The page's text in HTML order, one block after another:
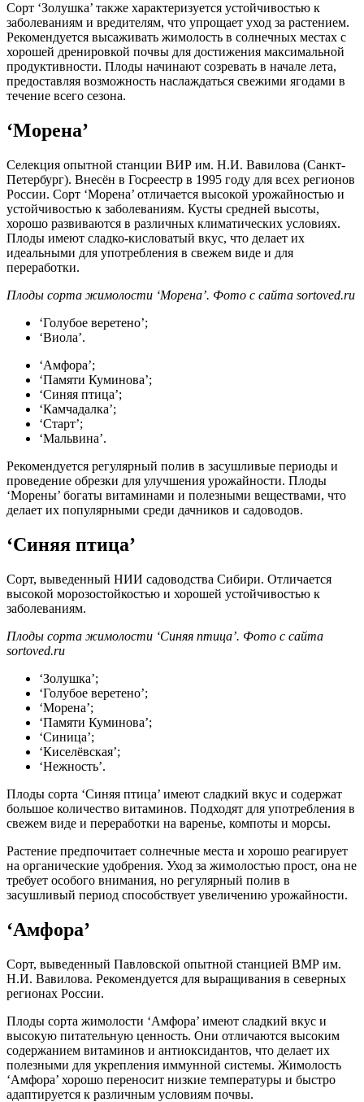
Сорт ‘Золушка’ также характеризуется устойчивостью к
заболеваниям и вредителям, что упрощает уход за растением.
Рекомендуется высаживать жимолость в солнечных местах с
хорошей дренировкой почвы для достижения максимальной
продуктивности. Плоды начинают созревать в начале лета,
предоставляя возможность наслаждаться свежими ягодами в
течение всего сезона.
‘Морена’
Селекция опытной станции ВИР им. Н.И. Вавилова (Санкт-
Петербург). Внесён в Госреестр в 1995 году для всех регионов
России. Сорт ‘Морена’ отличается высокой урожайностью и
устойчивостью к заболеваниям. Кусты средней высоты,
хорошо развиваются в различных климатических условиях.
Плоды имеют сладко-кисловатый вкус, что делает их
идеальными для употребления в свежем виде и для
переработки.
Плоды сорта жимолости ‘Морена’. Фото с сайта sortoved.ru
‘Голубое веретено’;
‘Виола’.
‘Амфора’;
‘Памяти Куминова’;
‘Синяя птица’;
‘Камчадалка’;
‘Старт’;
‘Мальвина’.
Рекомендуется регулярный полив в засушливые периоды и
проведение обрезки для улучшения урожайности. Плоды
‘Морены’ богаты витаминами и полезными веществами, что
делает их популярными среди дачников и садоводов.
‘Синяя птица’
Сорт, выведенный НИИ садоводства Сибири. Отличается
высокой морозостойкостью и хорошей устойчивостью к
заболеваниям.
Плоды сорта жимолости ‘Синяя птица’. Фото с сайта
sortoved.ru
‘Золушка’;
‘Голубое веретено’;
‘Морена’;
‘Памяти Куминова’;
‘Синица’;
‘Киселёвская’;
‘Нежность’.
Плоды сорта ‘Синяя птица’ имеют сладкий вкус и содержат
большое количество витаминов. Подходят для употребления в
свежем виде и переработки на варенье, компоты и морсы.
Растение предпочитает солнечные места и хорошо реагирует
на органические удобрения. Уход за жимолостью прост, она не
требует особого внимания, но регулярный полив в
засушливый период способствует увеличению урожайности.
‘Амфора’
Сорт, выведенный Павловской опытной станцией ВМР им.
Н.И. Вавилова. Рекомендуется для выращивания в северных
регионах России.
Плоды сорта жимолости ‘Амфора’ имеют сладкий вкус и
высокую питательную ценность. Они отличаются высоким
содержанием витаминов и антиоксидантов, что делает их
полезными для укрепления иммунной системы. Жимолость
‘Амфора’ хорошо переносит низкие температуры и быстро
адаптируется к различным условиям почвы.